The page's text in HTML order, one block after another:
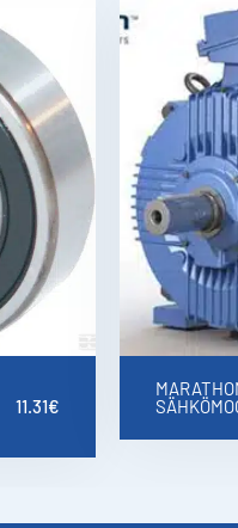
11.31€